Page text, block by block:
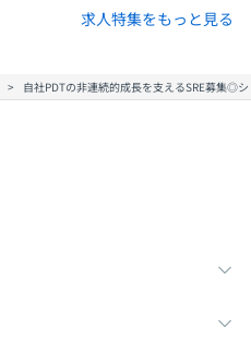
求人特集をもっと見る
自社PDTの非連続的成長を支えるSRE募集◎